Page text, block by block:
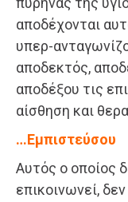
αποδέχονται
υπερ-
αποδεκτός,
αποδέξου τις
αίσθηση και
…Εμπιστεύσου
Αυτός ο οποίος
επικοινωνεί, δεν